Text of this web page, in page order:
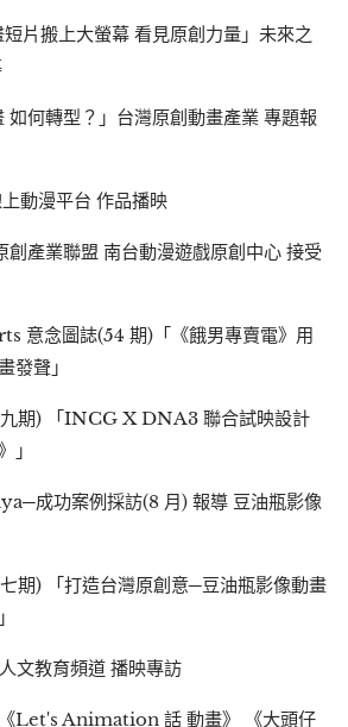
片搬上大螢幕 看見原創力量」未來之
何轉型？」台灣原創動畫產業 專題報
動漫平台 作品播映
產業聯盟 南台動漫遊戲原創中心 接受
意念圖誌(54 期)「《餓男專賣電》用
發聲」
期) 「INCG X DNA3 聯合試映設計
」
成功案例採訪(8 月) 報導 豆油瓶影像
期) 「打造台灣原創意─豆油瓶影像動畫
文教育頻道 播映專訪
Let's Animation 話 動畫》 《大頭仔